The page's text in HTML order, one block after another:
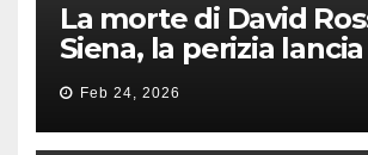
La morte di David
Siena, la perizia
di un’intimidazione
male
Feb 24, 2026